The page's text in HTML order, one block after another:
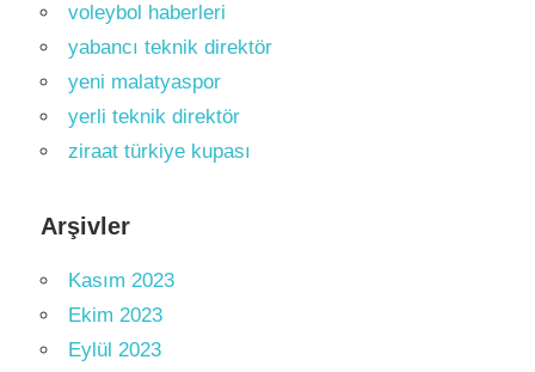
voleybol haberleri
yabancı teknik direktör
yeni malatyaspor
yerli teknik direktör
ziraat türkiye kupası
Arşivler
Kasım 2023
Ekim 2023
Eylül 2023